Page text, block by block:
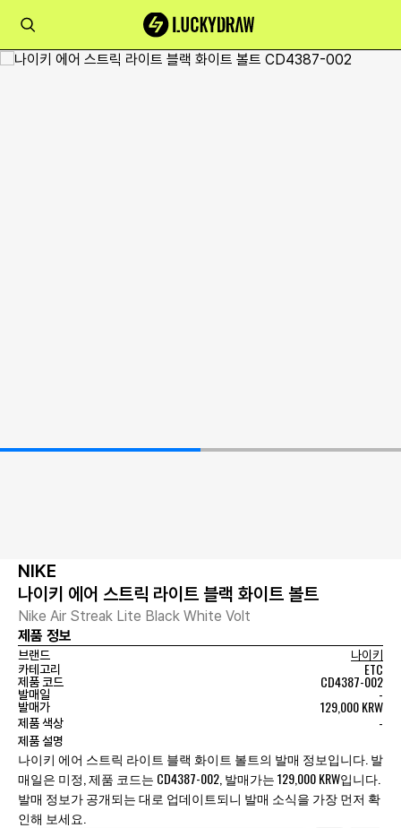
NIKE
나이키 에어 스트릭 라이트 블랙 화이트 볼트
Nike Air Streak Lite Black White Volt
제품 정보
브랜드
나이키
카테고리
ETC
제품 코드 CD4387-002
발매일 -
발매가 129,000 KRW
제품 색상 -
제품 설명
나이키 에어 스트릭 라이트 블랙 화이트 볼트의 발매 정보입니다. 발
매일은 미정, 제품 코드는 CD4387-002, 발매가는 129,000 KRW입니다.
발매 정보가 공개되는 대로 업데이트되니 발매 소식을 가장 먼저 확
인해 보세요.